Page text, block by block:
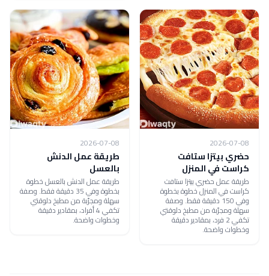
2026-07-08
حضري بيتزا ستافت
كراست في المنزل
طريقة عمل حضري بيتزا ستافت
كراست في المنزل خطوة بخطوة
وفي 150 دقيقة فقط. وصفة
سهلة ومجرّبة من مطبخ دلوقتي
تكفي 2 فرد، بمقادير دقيقة
وخطوات واضحة.
2026-07-08
طريقة عمل الدنش
بالعسل
طريقة عمل الدنش بالعسل خطوة
بخطوة وفي 35 دقيقة فقط. وصفة
سهلة ومجرّبة من مطبخ دلوقتي
تكفي 4 أفراد، بمقادير دقيقة
وخطوات واضحة.